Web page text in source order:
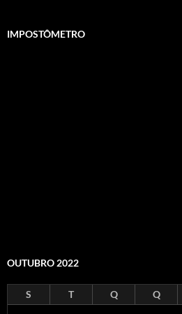
IMPOSTÔMETRO
OUTUBRO 2022
S T Q Q